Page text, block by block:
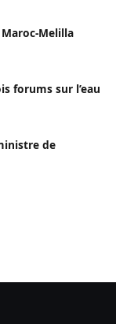
Melilla
forums sur l’eau
de